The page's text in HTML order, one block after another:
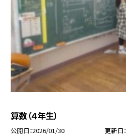
算数（４年生）
公開日 2026/01/30 更新日